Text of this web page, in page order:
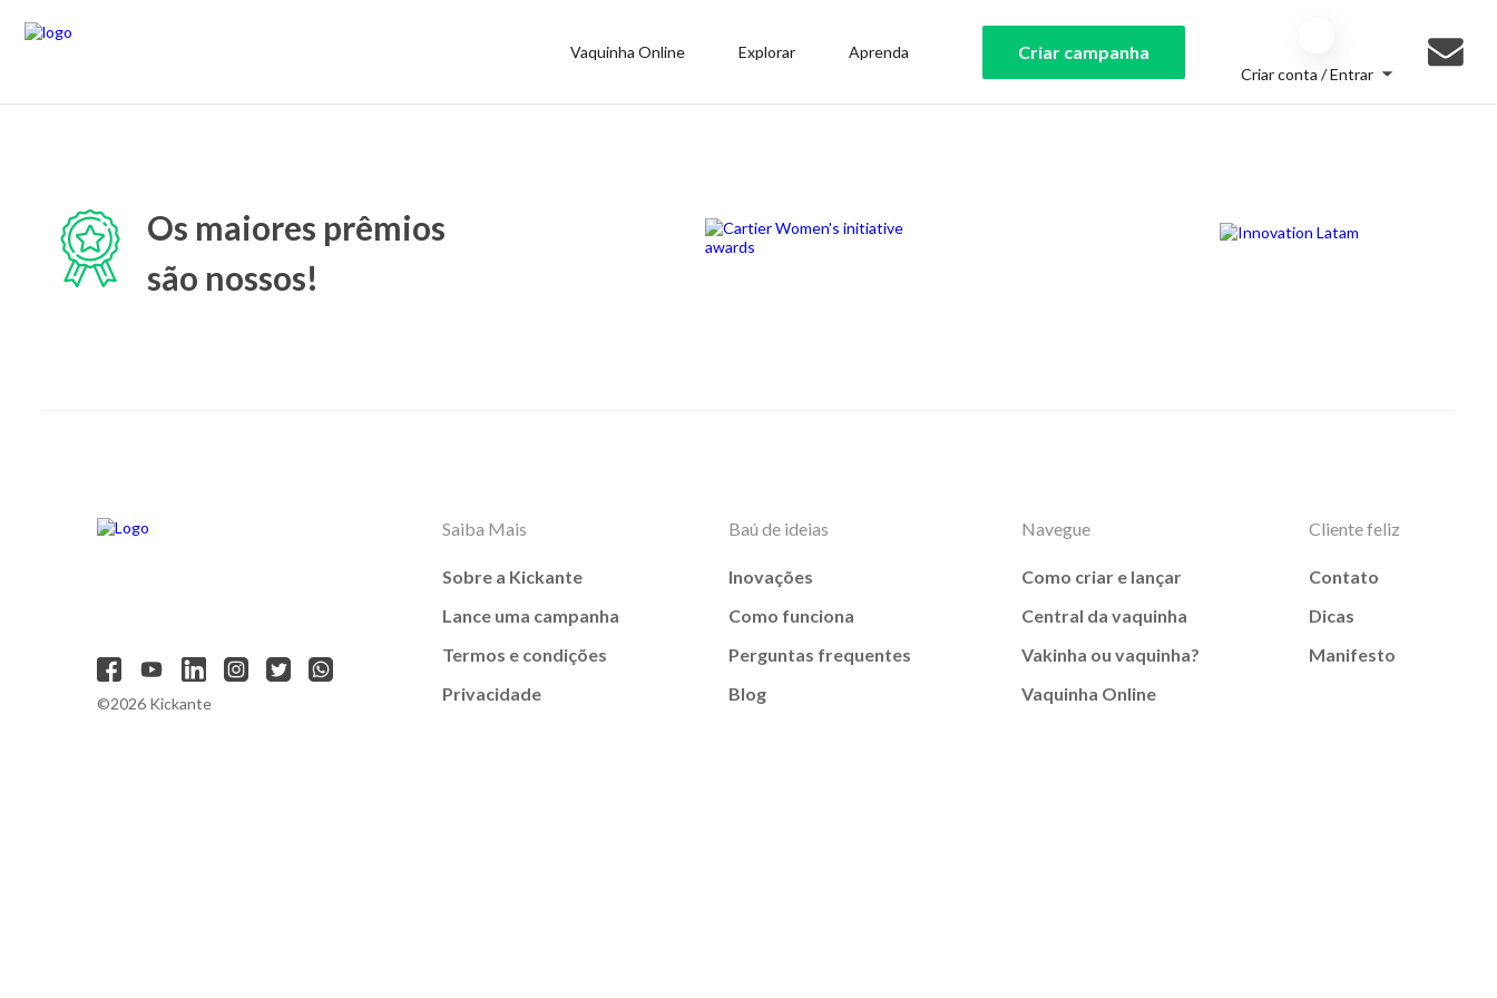
Vaquinha Online Explorar Aprenda Criar campanha
Criar conta / Entrar
Os maiores prêmios
são nossos!
©2026 Kickante
Saiba Mais
Sobre a Kickante
Lance uma campanha
Termos e condições
Privacidade
Baú de ideias
Inovações
Como funciona
Perguntas frequentes
Blog
Navegue
Como criar e lançar
Central da vaquinha
Vakinha ou vaquinha?
Vaquinha Online
Cliente feliz
Contato
Dicas
Manifesto